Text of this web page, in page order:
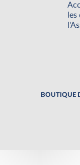
BOUTIQUE